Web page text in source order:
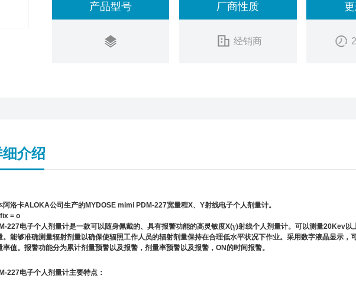
产品型号 厂商性质
经销商
介绍
阿洛卡ALOKA公司生产的MYDOSE mimi PDM-227宽量程X、 Y射线电子个人剂量计。
= o
227电子个人剂量计是一款可以随身佩戴的、具有报警功能的高灵敏度X(γ)射线个人剂量计。可以测量20Kev以
。能够准确测量辐射剂量以确保使辐照工作人员的辐射剂量保持在合理低水平状况下作业。采用数字液晶显示
率值。报警功能分为累计剂量预警以及报警，剂量率预警以及报警， ON的时间报警。
227电子个人剂量计主要特点：